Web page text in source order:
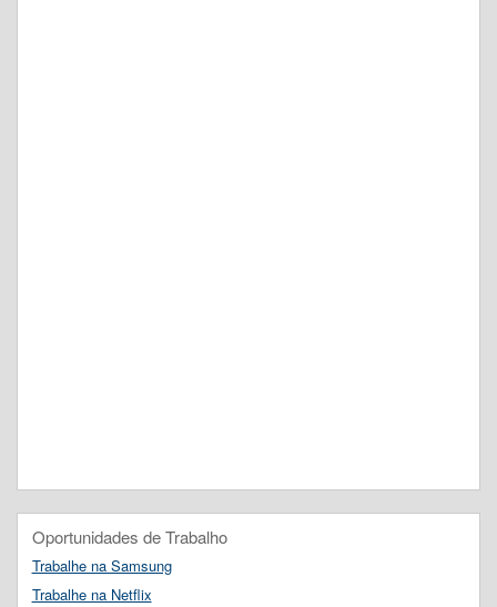
Oportunidades de Trabalho
Trabalhe na Samsung
Trabalhe na Netflix